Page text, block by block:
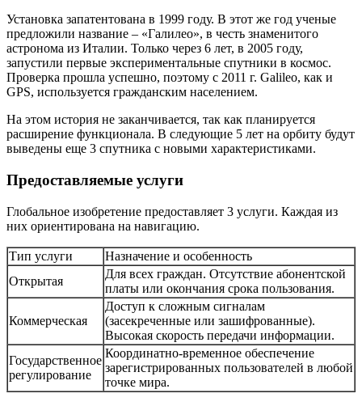
Установка запатентована в 1999 году. В этот же год ученые
предложили название – «Галилео», в честь знаменитого
астронома из Италии. Только через 6 лет, в 2005 году,
запустили первые экспериментальные спутники в космос.
Проверка прошла успешно, поэтому с 2011 г. Galileo, как и
GPS, используется гражданским населением.
На этом история не заканчивается, так как планируется
расширение функционала. В следующие 5 лет на орбиту будут
выведены еще 3 спутника с новыми характеристиками.
Предоставляемые услуги
Глобальное изобретение предоставляет 3 услуги. Каждая из
них ориентирована на навигацию.
Тип услуги
Назначение и особенность
Открытая
Для всех граждан. Отсутствие абонентской
платы или окончания срока пользования.
Коммерческая
Доступ к сложным сигналам
(засекреченные или зашифрованные).
Высокая скорость передачи информации.
Государственное
регулирование
Координатно-временное обеспечение
зарегистрированных пользователей в любой
точке мира.